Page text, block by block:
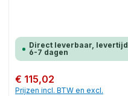
Direct leverbaar, levertijd
6-7 dagen
Normale prijs:
€ 115,02
Prijzen incl. BTW en excl.